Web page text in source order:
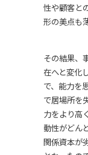
性や顧客と
形の美点も
その結果、
在へと変化
で、能力を
で居場所を
力をより高
動性がどん
関係資本が